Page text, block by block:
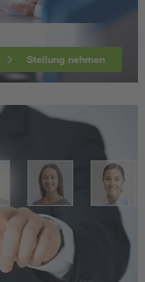
Stellung nehmen